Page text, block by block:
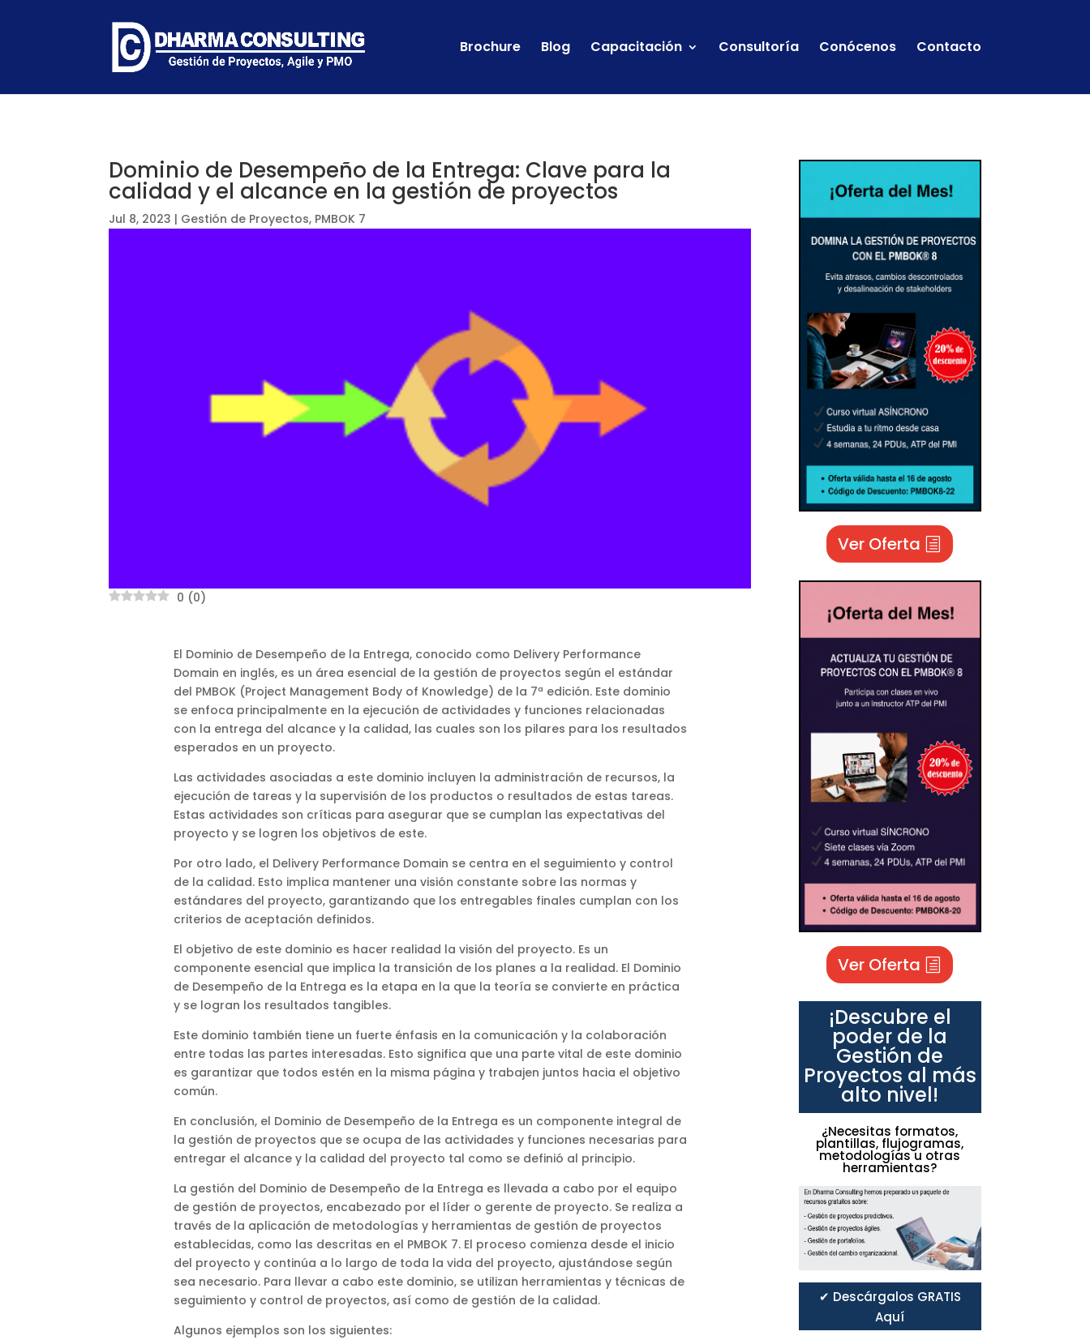
Brochure Blog Capacitación Consultoría Conócenos Contacto
Dominio de Desempeño de la Entrega: Clave para la
calidad y el alcance en la gestión de proyectos
Jul 8, 2023 | Gestión de Proyectos, PMBOK 7
0 (0)
El Dominio de Desempeño de la Entrega, conocido como Delivery Performance
Domain en inglés, es un área esencial de la gestión de proyectos según el estándar
del PMBOK (Project Management Body of Knowledge) de la 7ª edición. Este dominio
se enfoca principalmente en la ejecución de actividades y funciones relacionadas
con la entrega del alcance y la calidad, las cuales son los pilares para los resultados
esperados en un proyecto.
Las actividades asociadas a este dominio incluyen la administración de recursos, la
ejecución de tareas y la supervisión de los productos o resultados de estas tareas.
Estas actividades son críticas para asegurar que se cumplan las expectativas del
proyecto y se logren los objetivos de este.
Por otro lado, el Delivery Performance Domain se centra en el seguimiento y control
de la calidad. Esto implica mantener una visión constante sobre las normas y
estándares del proyecto, garantizando que los entregables finales cumplan con los
criterios de aceptación definidos.
El objetivo de este dominio es hacer realidad la visión del proyecto. Es un
componente esencial que implica la transición de los planes a la realidad. El Dominio
de Desempeño de la Entrega es la etapa en la que la teoría se convierte en práctica
y se logran los resultados tangibles.
Este dominio también tiene un fuerte énfasis en la comunicación y la colaboración
entre todas las partes interesadas. Esto significa que una parte vital de este dominio
es garantizar que todos estén en la misma página y trabajen juntos hacia el objetivo
común.
En conclusión, el Dominio de Desempeño de la Entrega es un componente integral de
la gestión de proyectos que se ocupa de las actividades y funciones necesarias para
entregar el alcance y la calidad del proyecto tal como se definió al principio.
La gestión del Dominio de Desempeño de la Entrega es llevada a cabo por el equipo
de gestión de proyectos, encabezado por el líder o gerente de proyecto. Se realiza a
través de la aplicación de metodologías y herramientas de gestión de proyectos
establecidas, como las descritas en el PMBOK 7. El proceso comienza desde el inicio
del proyecto y continúa a lo largo de toda la vida del proyecto, ajustándose según
sea necesario. Para llevar a cabo este dominio, se utilizan herramientas y técnicas de
seguimiento y control de proyectos, así como de gestión de la calidad.
Algunos ejemplos son los siguientes:
Ver Oferta
Ver Oferta
¡Descubre el
poder de la
Gestión de
Proyectos al más
alto nivel!
¿Necesitas formatos,
plantillas, flujogramas,
metodologías u otras
herramientas?
✔ Descárgalos GRATIS
Aquí